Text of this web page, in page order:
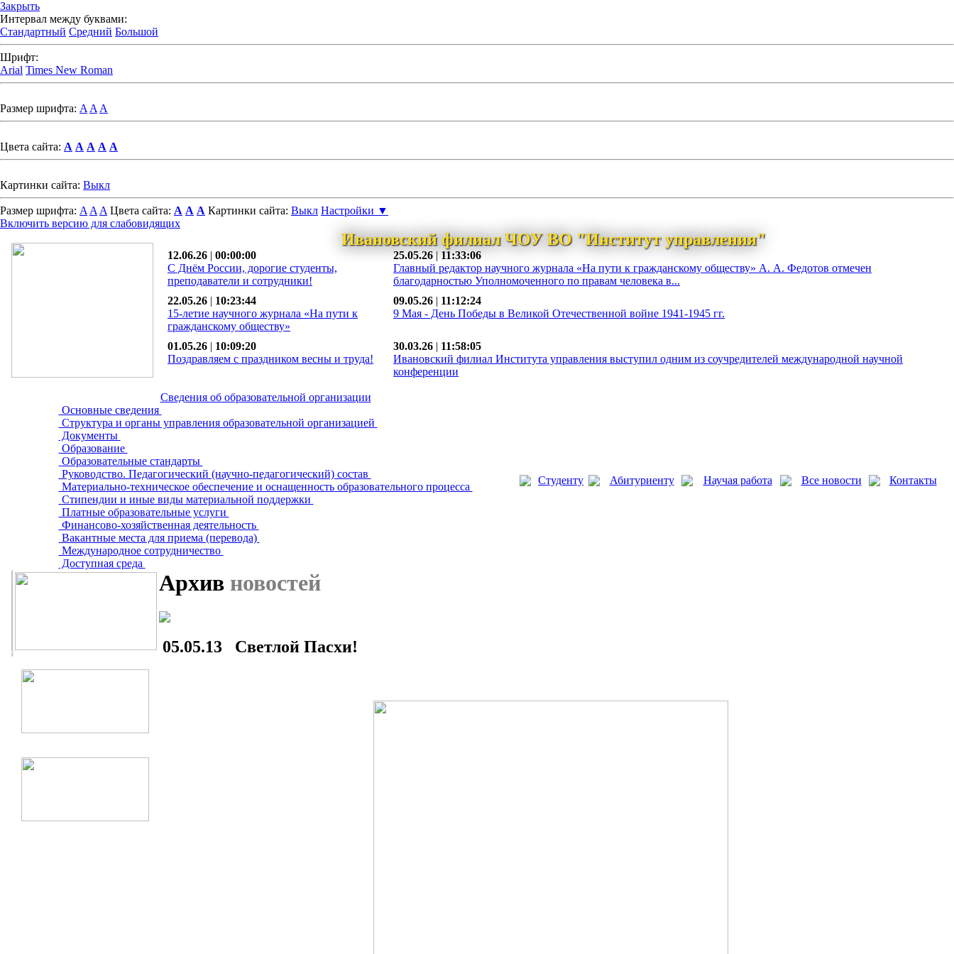
Закрыть
Интервал между буквами:
Стандартный Средний Большой
Шрифт:
Arial Times New Roman
Размер шрифта: A A A
Цвета сайта: A A A A A
Картинки сайта: Выкл
Размер шрифта: A A A Цвета сайта: A A A Картинки сайта: Выкл Настройки ▼
Включить версию для слабовидящих
Ивановский филиал ЧОУ ВО "Институт управления"
12.06.26 | 00:00:00
С Днём России, дорогие студенты,
преподаватели и сотрудники!
25.05.26 | 11:33:06
Главный редактор научного журнала «На пути к гражданскому обществу» А. А. Федотов отмечен
благодарностью Уполномоченного по правам человека в...
22.05.26 | 10:23:44
15-летие научного журнала «На пути к
гражданскому обществу»
09.05.26 | 11:12:24
9 Мая - День Победы в Великой Отечественной войне 1941-1945 гг.
01.05.26 | 10:09:20
Поздравляем с праздником весны и труда!
30.03.26 | 11:58:05
Ивановский филиал Института управления выступил одним из соучредителей международной научной
конференции
Сведения об образовательной организации
Основные сведения
Структура и органы управления образовательной организацией
Документы
Образование
Образовательные стандарты
Руководство. Педагогический (научно-педагогический) состав
Материально-техническое обеспечение и оснащенность образовательного процесса
Стипендии и иные виды материальной поддержки
Платные образовательные услуги
Финансово-хозяйственная деятельность
Вакантные места для приема (перевода)
Международное сотрудничество
Доступная среда
Студенту Абитуриенту Научая работа Все новости Контакты
Архив новостей
05.05.13 Светлой Пасхи!